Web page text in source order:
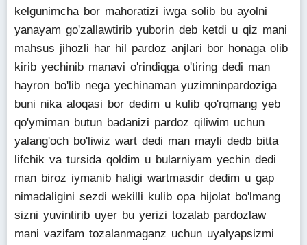
kelgunimcha bor mahoratizi iwga solib bu ayolni
yanayam go'zallawtirib yuborin deb ketdi u qiz mani
mahsus jihozli har hil pardoz anjlari bor honaga olib
kirib yechinib manavi o'rindiqga o'tiring dedi man
hayron bo'lib nega yechinaman yuzimninpardoziga
buni nika aloqasi bor dedim u kulib qo'rqmang yeb
qo'ymiman butun badanizi pardoz qiliwim uchun
yalang'och bo'liwiz wart dedi man mayli dedb bitta
lifchik va tursida qoldim u bularniyam yechin dedi
man biroz iymanib haligi wartmasdir dedim u gap
nimadaligini sezdi wekilli kulib opa hijolat bo'lmang
sizni yuvintirib uyer bu yerizi tozalab pardozlaw
mani vazifam tozalanmaganz uchun uyalyapsizmi